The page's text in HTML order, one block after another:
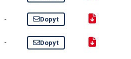
- Dopyt
- Dopyt